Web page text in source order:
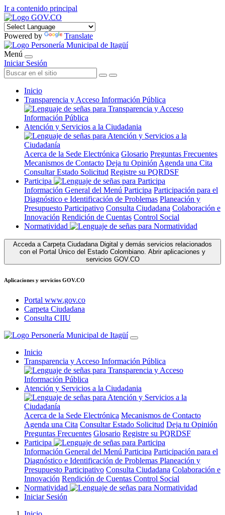
Ir a contenido principal
Powered by Translate
Menú
Iniciar Sesión
Inicio
Transparencia y Acceso Información Pública
Atención y Servicios a la Ciudadania
Acerca de la Sede Electrónica Glosario Preguntas Frecuentes
Mecanismos de Contacto Deja tu Opinión Agenda una Cita
Consultar Estado Solicitud Registre su PQRDSF
Participa
Información General del Menú Participa Participación para el
Diagnóstico e Identificación de Problemas Planeación y
Presupuesto Participativo Consulta Ciudadana Colaboración e
Innovación Rendición de Cuentas Control Social
Normatividad
Acceda a Carpeta Ciudadana Digital y demás servicios relacionados
con el Portal Único del Estado Colombiano. Abrir aplicaciones y
servicios GOV.CO
Aplicaciones y servicios GOV.CO
Portal www.gov.co
Carpeta Ciudadana
Consulta CIIU
Inicio
Transparencia y Acceso Información Pública
Atención y Servicios a la Ciudadania
Acerca de la Sede Electrónica Mecanismos de Contacto
Agenda una Cita Consultar Estado Solicitud Deja tu Opinión
Preguntas Frecuentes Glosario Registre su PQRDSF
Participa
Información General del Menú Participa Participación para el
Diagnóstico e Identificación de Problemas Planeación y
Presupuesto Participativo Consulta Ciudadana Colaboración e
Innovación Rendición de Cuentas Control Social
Normatividad
Iniciar Sesión